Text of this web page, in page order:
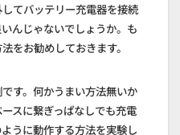
てバッテリー充電器を接続
んじゃないでしょうか。も
をお勧めしておきます。
す。何かうまい方法無いか
スに繋ぎっぱなしでも充電
うに動作する方法を実験し